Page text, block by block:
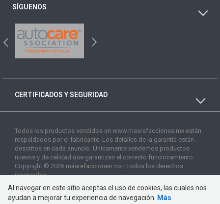
SÍGUENOS
CERTIFICADOS Y SEGURIDAD
Todos los productos vendidos en www.masrefacciones.mx están
respaldados por el fabricante. Los detalles de la garantía están
descritos en cada anuncio. Únicamente vendemos productos
nuevos y de calidad que garantizan el correcto funcionamiento.
Copyright © 2026 másrefacciones.mx | Todos los derechos
reservados
Al navegar en este sitio aceptas el uso de cookies, las cuales nos
ayudan a mejorar tu experiencia de navegación.
Más